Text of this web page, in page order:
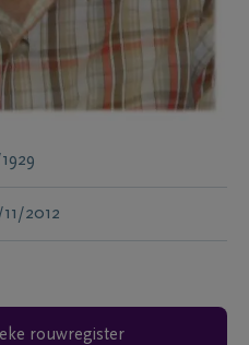
11/2012
rouwregister